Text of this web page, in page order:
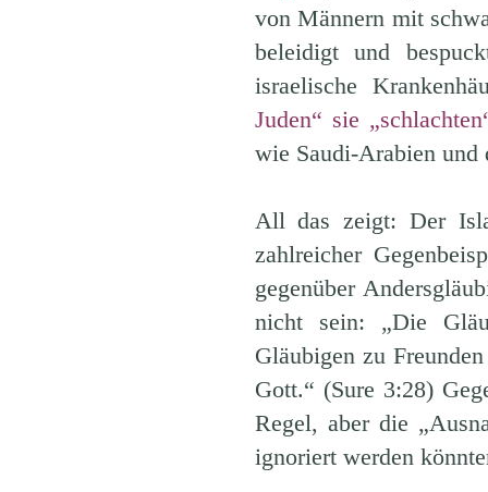
von Männern mit
beleidigt und
israelische
Juden“ sie
wie Saudi-Arabien und
All das zeigt: Der
zahlreicher
gegenüber
nicht sein: „Die
Gläubigen zu
Gott.“ (Sure 3:28)
Regel, aber die
ignoriert werden